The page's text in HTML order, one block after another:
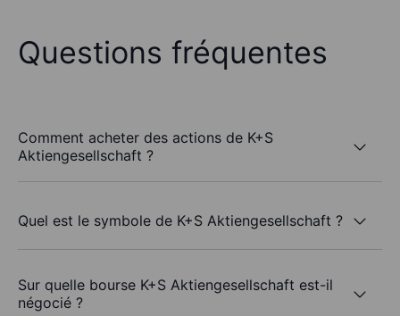
Questions fréquentes
Comment acheter des actions de K+S
Aktiengesellschaft ?
Quel est le symbole de K+S Aktiengesellschaft ?
Sur quelle bourse K+S Aktiengesellschaft est-il
négocié ?